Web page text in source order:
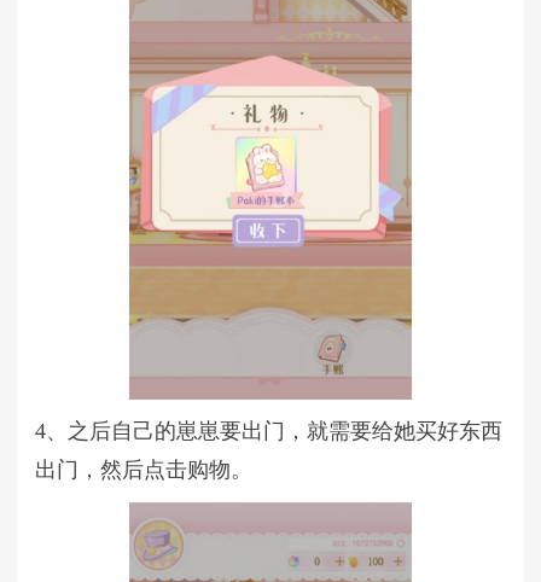
4、之后自己的崽崽要出门，就需要给她买好东西
出门，然后点击购物。